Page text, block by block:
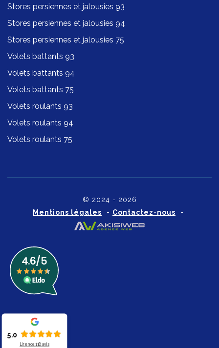
Stores persiennes et jalousies 93
Stores persiennes et jalousies 94
Stores persiennes et jalousies 75
Volets battants 93
Volets battants 94
Volets battants 75
Volets roulants 93
Volets roulants 94
Volets roulants 75
© 2024 - 2026
Mentions légales - Contactez-nous -
5.0
Lire nos 118 avis